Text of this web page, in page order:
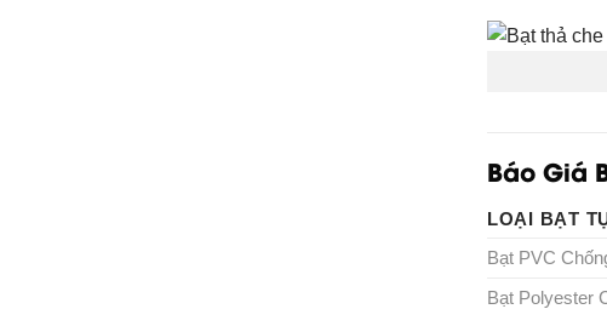
Báo Giá
LOẠI BẠT
Bạt PVC
Bạt Polyester